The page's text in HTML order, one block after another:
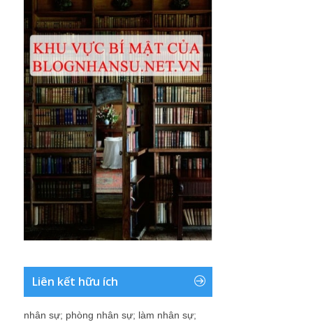
Liên kết hữu ích
nhân sự; phòng nhân sự; làm nhân sự;